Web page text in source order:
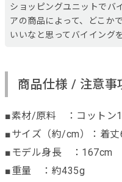
ショッピングユニットでバ
アの商品によって、どこか
いいなと思ってバイイング
商品仕様 / 注意事
■素材/原料 ：コットン
■サイズ（約/cm）：着
■モデル身長 ：167cm
■重量 ：約435g